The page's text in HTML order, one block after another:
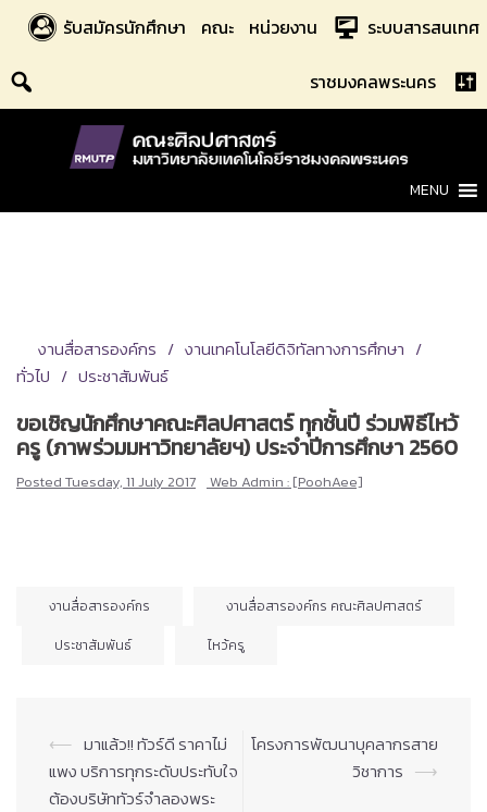
content
รับสมัครนักศึกษา คณะ หน่วยงาน ระบบสารสนเทศ
ราชมงคลพระนคร
MENU
งานสื่อสารองค์กร
งานเทคโนโลยีดิจิทัลทางการศึกษา
ทั่วไป
ประชาสัมพันธ์
ขอเชิญนักศึกษาคณะศิลปศาสตร์ ทุกชั้นปี ร่วมพิธีไหว้
ครู (ภาพร่วมมหาวิทยาลัยฯ) ประจำปีการศึกษา 2560
Posted Tuesday, 11 July 2017 Web Admin : [PoohAee]
งานสื่อสารองค์กร
งานสื่อสารองค์กร คณะศิลปศาสตร์
ประชาสัมพันธ์
ไหว้ครู
Post
navigation
⟵ มาแล้ว!! ทัวร์ดี ราคาไม่
แพง บริการทุกระดับประทับใจ
ต้องบริษัททัวร์จำลองพระ
โครงการพัฒนาบุคลากรสาย
วิชาการ ⟶